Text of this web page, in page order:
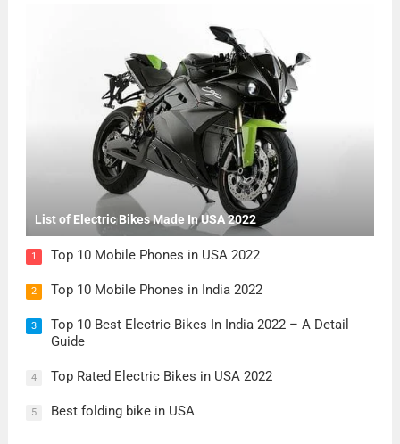
List of Electric Bikes Made In USA 2022
1 Top 10 Mobile Phones in USA 2022
2 Top 10 Mobile Phones in India 2022
3
Top 10 Best Electric Bikes In India 2022 – A Detail
Guide
4 Top Rated Electric Bikes in USA 2022
5 Best folding bike in USA